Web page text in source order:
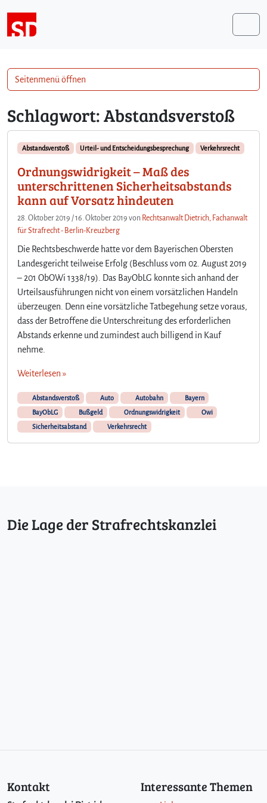
Schlagwort:Abstandsverstoß
Abstandsverstoß Urteil- und Entscheidungsbesprechung Verkehrsrecht
Ordnungswidrigkeit – Maß des
unterschrittenen Sicherheitsabstands
kann auf Vorsatz hindeuten
28. Oktober 2019 /16. Oktober 2019 von Rechtsanwalt Dietrich, Fachanwalt
für Strafrecht - Berlin-Kreuzberg
Die Rechtsbeschwerde hatte vor dem Bayerischen Obersten
Landesgericht teilweise Erfolg (Beschluss vom 02. August 2019
– 201 ObOWi 1338/19). Das BayObLG konnte sich anhand der
Urteilsausführungen nicht von einem vorsätzlichen Handeln
überzeugen. Denn eine vorsätzliche Tatbegehung setze voraus,
dass der Betroffene die Unterschreitung des erforderlichen
Abstands erkenne und zumindest auch billigend in Kauf
nehme.
Weiterlesen »
Abstandsverstoß Auto Autobahn
Bayern
BayObLG
Bußgeld Ordnungswidrigkeit
Owi
Sicherheitsabstand
Verkehrsrecht
Seitenmenü öffnen
Die Lage der Strafrechtskanzlei
Kontakt Interessante Themen